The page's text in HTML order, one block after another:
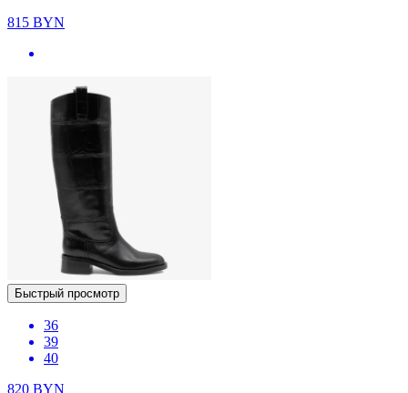
815 BYN
Быстрый просмотр
36
39
40
820 BYN